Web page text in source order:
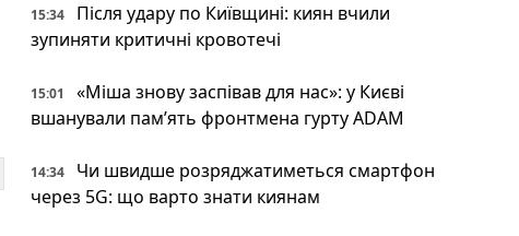
15:34
Після удару по Київщині: киян вчили
зупиняти критичні кровотечі
15:01
«Міша знову заспівав для нас»: у Києві
вшанували пам’ять фронтмена гурту ADAM
14:34
Чи швидше розряджатиметься смартфон
через 5G: що варто знати киянам